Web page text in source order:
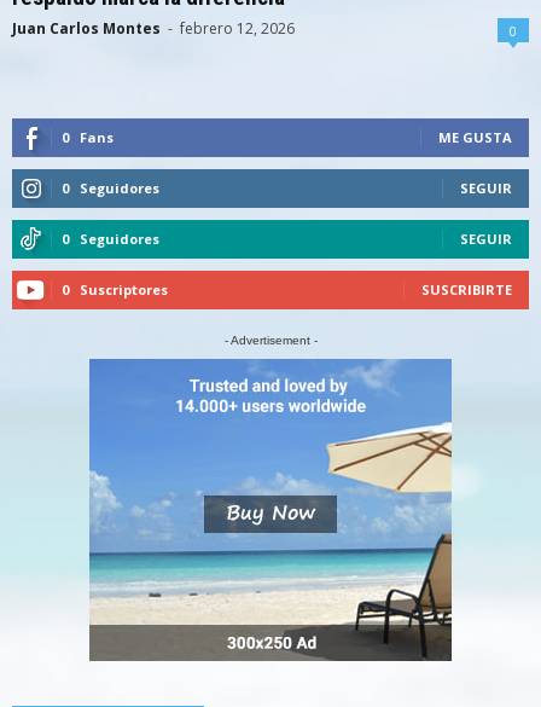
Juan Carlos Montes - febrero 12, 2026 0
0 Fans ME GUSTA
0 Seguidores SEGUIR
0 Seguidores SEGUIR
0 Suscriptores SUSCRIBIRTE
- Advertisement -